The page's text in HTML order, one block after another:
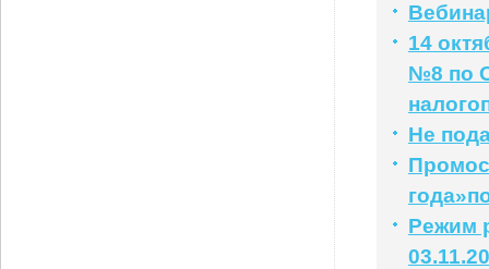
14
№8 по
Не
Режим